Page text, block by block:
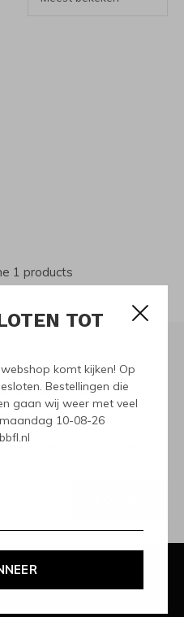
TOT
komt kijken! Op
Bestellingen die
gaan wij weer met veel
10-08-26
1 products
voor onze
en promoties